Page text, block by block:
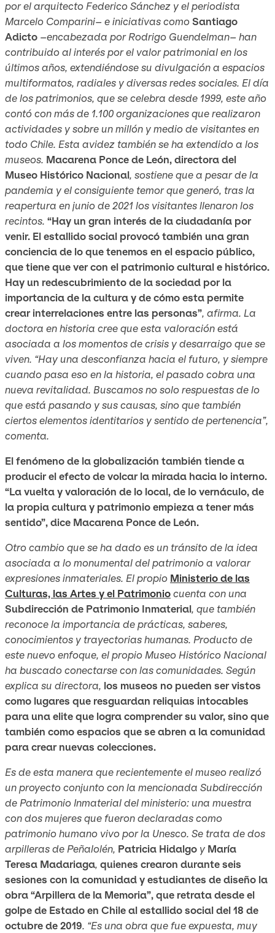
por el arquitecto Federico Sánchez y el periodista
Marcelo Comparini– e iniciativas comoSantiago
Adicto –encabezada por Rodrigo Guendelman– han
contribuido al interés por el valor patrimonial en los
últimos años, extendiéndose su divulgación a espacios
multiformatos, radiales y diversas redes sociales. El día
de los patrimonios, que se celebra desde 1999, este año
contó con más de 1.100 organizaciones que realizaron
actividades y sobre un millón y medio de visitantes en
todo Chile. Esta avidez también se ha extendido a los
museos. Macarena Ponce de León, directora del
Museo Histórico Nacional, sostiene que a pesar de la
pandemia y el consiguiente temor que generó, tras la
reapertura en junio de 2021 los visitantes llenaron los
recintos. “Hay un gran interés de la ciudadanía por
venir. El estallido social provocó también una gran
conciencia de lo que tenemos en el espacio público,
que tiene que ver con el patrimonio cultural e histórico.
Hay un redescubrimiento de la sociedad por la
importancia de la cultura y de cómo esta permite
crear interrelaciones entre las personas”, afirma. La
doctora en historia cree que esta valoración está
asociada a los momentos de crisis y desarraigo que se
viven. “Hay una desconfianza hacia el futuro, y siempre
cuando pasa eso en la historia, el pasado cobra una
nueva revitalidad. Buscamos no solo respuestas de lo
que está pasando y sus causas, sino que también
ciertos elementos identitarios y sentido de pertenencia”,
comenta.
El fenómeno de la globalización también tiende a
producir el efecto de volcar la mirada hacia lo interno.
“La vuelta y valoración de lo local, de lo vernáculo, de
la propia cultura y patrimonio empieza a tener más
sentido”, dice Macarena Ponce de León.
Otro cambio que se ha dado es un tránsito de la idea
asociada a lo monumental del patrimonio a valorar
expresiones inmateriales. El propio Ministerio de las
Culturas, las Artes y el Patrimoniocuenta con una
Subdirección de Patrimonio Inmaterial, que también
reconoce la importancia de prácticas, saberes,
conocimientos y trayectorias humanas. Producto de
este nuevo enfoque, el propio Museo Histórico Nacional
ha buscado conectarse con las comunidades. Según
explica su directora, los museos no pueden ser vistos
como lugares que resguardan reliquias intocables
para una elite que logra comprender su valor, sino que
también como espacios que se abren a la comunidad
para crear nuevas colecciones.
Es de esta manera que recientemente el museo realizó
un proyecto conjunto con la mencionada Subdirección
de Patrimonio Inmaterial del ministerio: una muestra
con dos mujeres que fueron declaradas como
patrimonio humano vivo por la Unesco. Se trata de dos
arpilleras de Peñalolén, Patricia Hidalgo y María
Teresa Madariaga, quienes crearon durante seis
sesiones con la comunidad y estudiantes de diseño la
obra “Arpillera de la Memoria”, que retrata desde el
golpe de Estado en Chile al estallido social del 18 de
octubre de 2019. “Es una obra que fue expuesta, muy